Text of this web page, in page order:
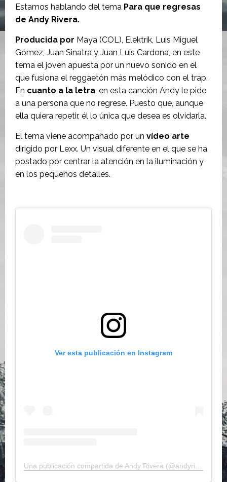
Estamos hablando del tema Para que regresas
de Andy Rivera.
Producida por Maya (COL), Elektrik, Luis Miguel
Gómez, Juan Sinatra y Juan Luis Cardona, en este
tema el joven apuesta por un nuevo sonido en el
que fusiona el reggaetón más melódico con el trap.
En cuanto a la letra, en esta canción Andy le pide
a una persona que no regrese. Puesto que, aunque
ella quiera repetir, él lo única que desea es olvidarla.
El tema viene acompañado por un vídeo arte
dirigido por Lexx. Un visual diferente en el que se ha
postado por centrar la atención en la iluminación y
en los pequeños detalles.
Ver esta publicación en Instagram